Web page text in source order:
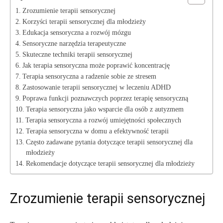
Zrozumienie terapii sensorycznej
Korzyści terapii ⁣sensorycznej⁢ dla młodzieży
Edukacja sensoryczna‍ a ​rozwój mózgu
Sensoryczne narzędzia terapeutyczne
Skuteczne techniki ‌terapii sensorycznej
Jak terapia ‍sensoryczna ⁢może poprawić⁤ koncentrację
Terapia⁤ sensoryczna a radzenie sobie ze stresem
Zastosowanie terapii sensorycznej w leczeniu ​ADHD
Poprawa funkcji poznawczych poprzez terapię sensoryczną
Terapia sensoryczna‌ jako wsparcie dla osób z autyzmem
Terapia sensoryczna a rozwój umiejętności społecznych
Terapia sensoryczna‌ w ⁤domu a efektywność⁤ terapii
Często zadawane ⁤pytania dotyczące terapii sensorycznej dla
młodzieży
Rekomendacje dotyczące⁤ terapii sensorycznej⁣ dla ⁣młodzieży
Zrozumienie terapii sensorycznej